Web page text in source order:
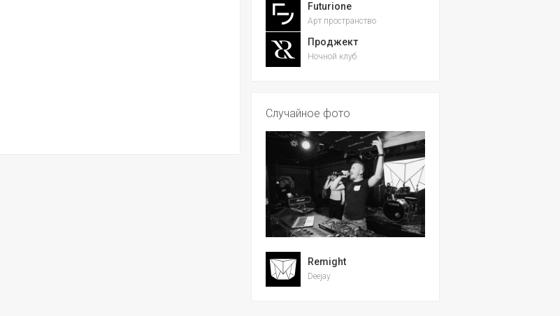
Futurione
Арт пространство
Проджект
Ночной клуб
Случайное фото
Remight
Deejay